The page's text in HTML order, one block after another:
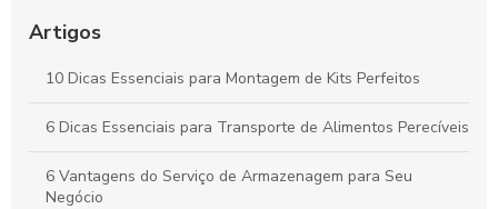
Perecíveis: Tudo que Você Deve Conhecer
Por que a Montagem Profissional de Kits é Essencial para
Durabilidade e Eficiência dos Seus Produtos
Vantagens do Transporte de Carga Dedicada para Otimizar
Seu Negócio
Artigos
10 Dicas Essenciais para Montagem de Kits Perfeitos
6 Dicas Essenciais para Transporte de Alimentos Perecíveis
6 Vantagens do Serviço de Armazenagem para Seu
Negócio